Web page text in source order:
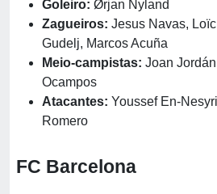
Goleiro: Ørjan Nyland
Zagueiros: Jesus Navas,
Gudelj, Marcos Acuña
Meio-campistas: Joan
Ocampos
Atacantes: Youssef En-
Romero
FC Barcelona